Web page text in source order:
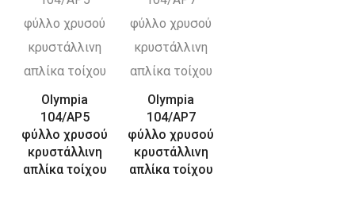
Olympia
104/AP5
φύλλο χρυσού
κρυστάλλινη
απλίκα τοίχου
Olympia
104/AP7
φύλλο χρυσού
κρυστάλλινη
απλίκα τοίχου